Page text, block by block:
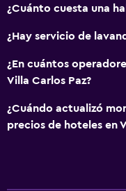
Teléfono
Posibilidad de
Sistema de
Sala de estar/TV
¿Cuánto cuesta una
¿Hay servicio de
¿En cuántos
Villa Carlos Paz?
¿Cuándo actualizó
precios de hoteles en